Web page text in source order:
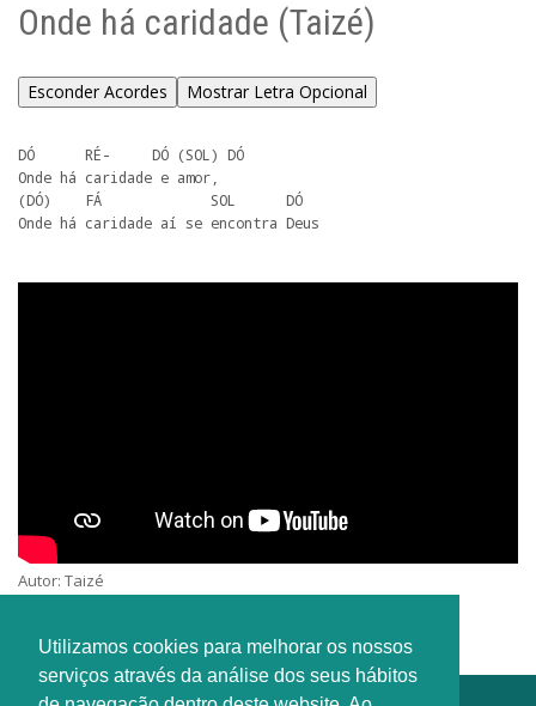
Utilizamos cookies para melhorar os nossos
serviços através da análise dos seus hábitos
Onde há caridade (Taizé)
Esconder Acordes Mostrar Letra Opcional
DÓ      RÉ-     DÓ (SOL) DÓ
Onde há caridade e amor,
(DÓ)    FÁ             SOL      DÓ
Onde há caridade aí se encontra Deus
Autor: Taizé